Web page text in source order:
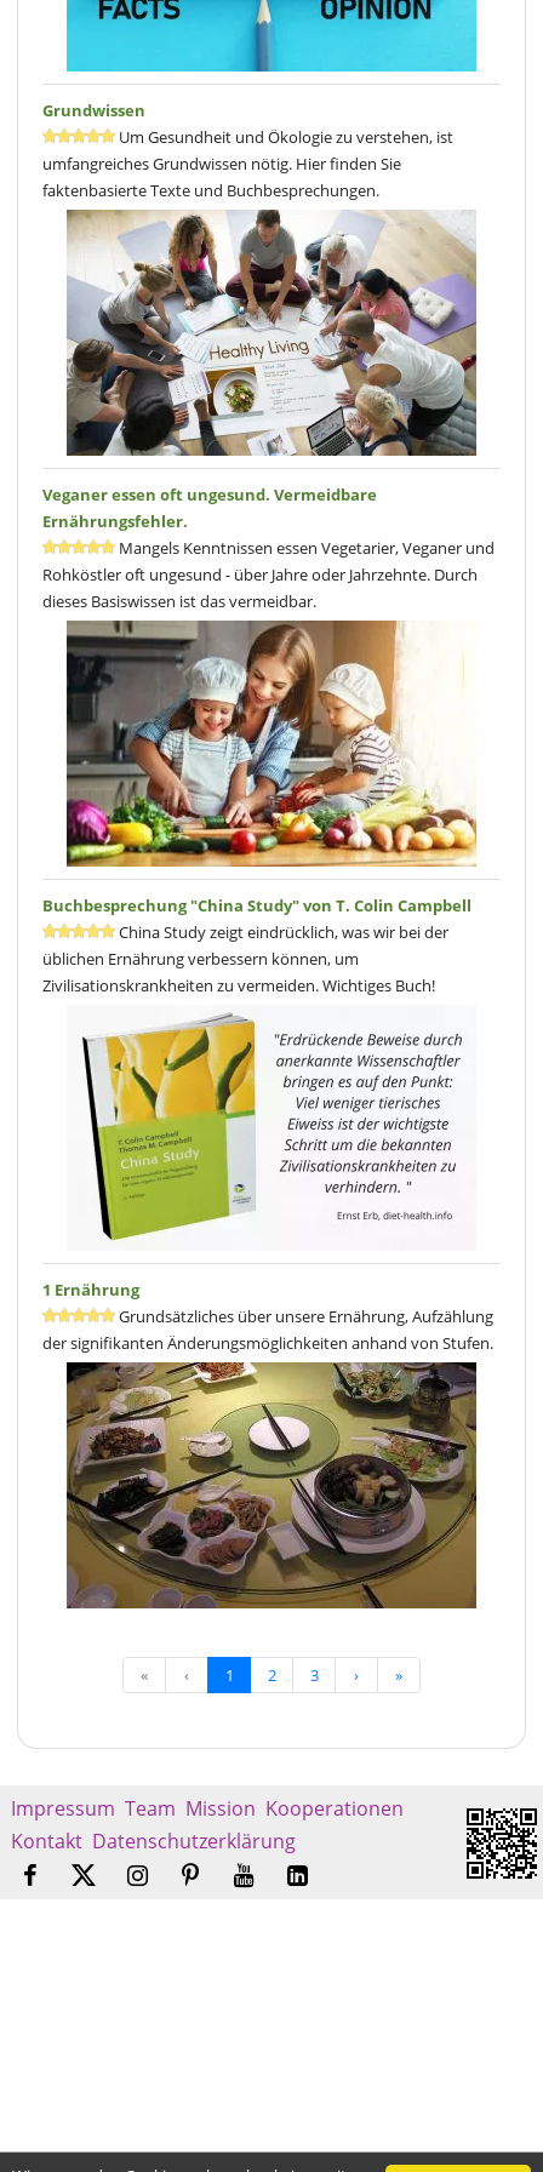
In diesem grössten Kapitel finden Sie mehrheitlich Kuchen. Aber
Als Beispiel ist der nussfreie, saftigeRohkost Lebkuchengenannt.
Blog-Besprechung vom 3ten Juni 2019, von Dr. med. vet. Inke
Weissenborn
Grundwissen
Um Gesundheit und Ökologie zu verstehen, ist
umfangreiches Grundwissen nötig. Hier finden Sie
faktenbasierte Texte und Buchbesprechungen.
Veganer essen oft ungesund. Vermeidbare
Ernährungsfehler.
Mangels Kenntnissen essen Vegetarier, Veganer und
Rohköstler oft ungesund - über Jahre oder Jahrzehnte. Durch
dieses Basiswissen ist das vermeidbar.
Buchbesprechung "China Study" von T. Colin Campbell
China Study zeigt eindrücklich, was wir bei der
üblichen Ernährung verbessern können, um
Zivilisationskrankheiten zu vermeiden. Wichtiges Buch!
1 Ernährung
Grundsätzliches über unsere Ernährung, Aufzählung
der signifikanten Änderungsmöglichkeiten anhand von Stufen.
« ‹ 1 2 3 › »
Impressum Team Mission Kooperationen
Kontakt Datenschutzerklärung